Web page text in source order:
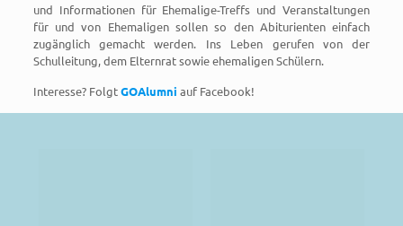
und Informationen für Ehemalige-Treffs und Veranstaltungen
für und von Ehemaligen sollen so den Abiturienten einfach
zugänglich gemacht werden. Ins Leben gerufen von der
Schulleitung, dem Elternrat sowie ehemaligen Schülern.
Interesse? FolgtGOAlumni auf Facebook!